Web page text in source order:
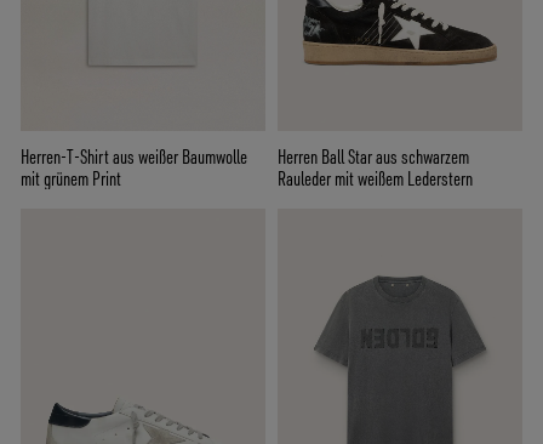
Herren-T-Shirt aus weißer Baumwolle
mit grünem Print
Herren Ball Star aus schwarzem
Rauleder mit weißem Lederstern